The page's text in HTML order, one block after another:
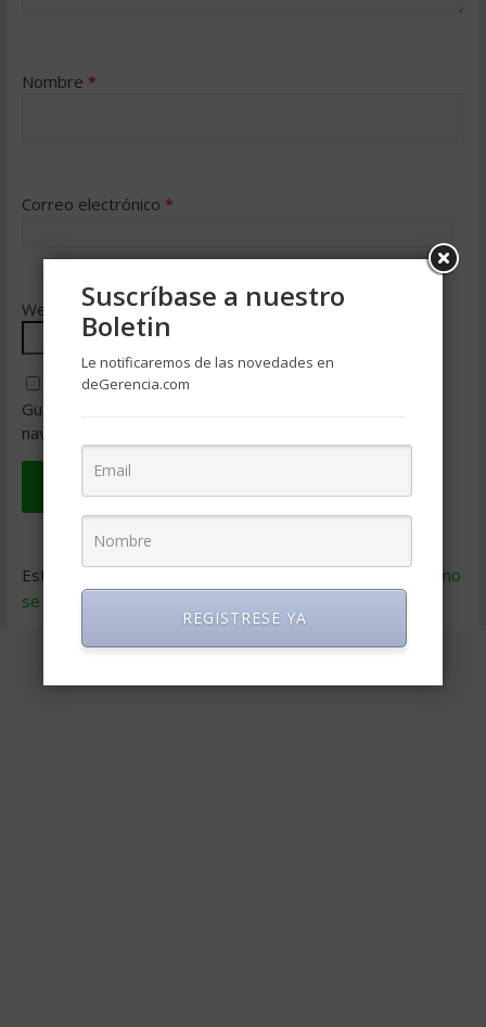
Nombre *
Correo electrónico *
Web
Guarda mi nombre, correo electrónico y web en este
navegador para la próxima vez que comente.
Este sitio usa Akismet para reducir el spam.Aprende cómo
se procesan los datos de tus comentarios
Suscríbase a nuestro
Boletin
Le notificaremos de las novedades en
deGerencia.com
REGISTRESE YA